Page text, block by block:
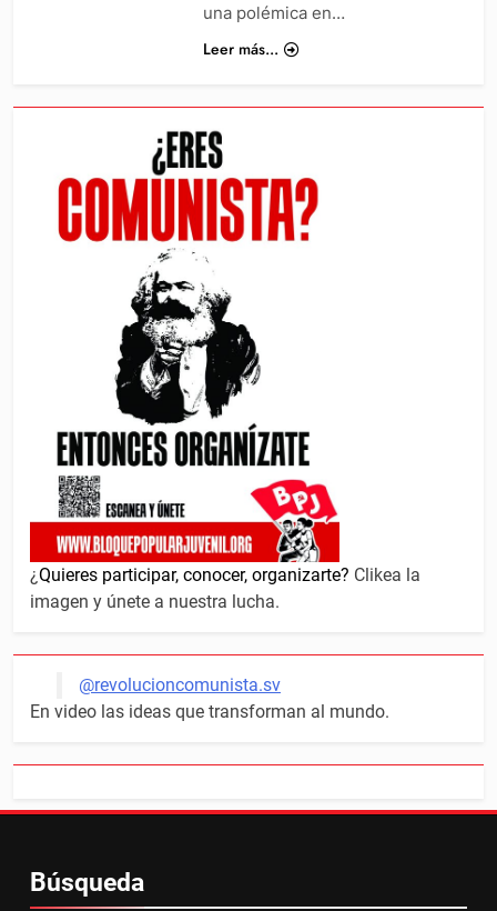
una polémica en…
Leer más...
¿Quieres participar, conocer, organizarte? Clikea la
imagen y únete a nuestra lucha.
@revolucioncomunista.sv
En video las ideas que transforman al mundo.
Búsqueda